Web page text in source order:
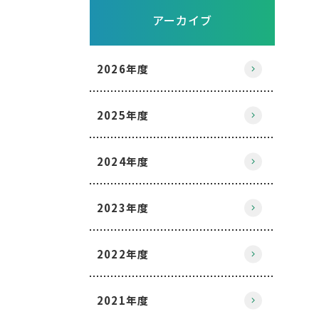
アーカイブ
2026年度
2025年度
2024年度
2023年度
2022年度
2021年度